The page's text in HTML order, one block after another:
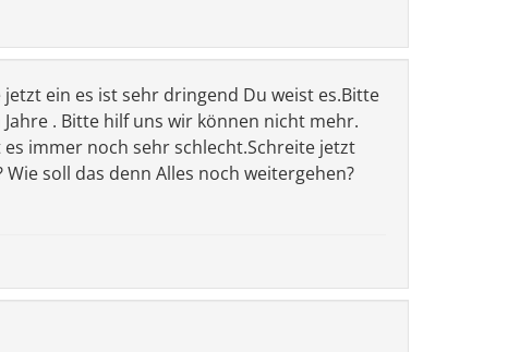
jetzt ein es ist sehr dringend Du weist es.Bitte
. Bitte hilf uns wir können nicht mehr.
immer noch sehr schlecht.Schreite jetzt
soll das denn Alles noch weitergehen?